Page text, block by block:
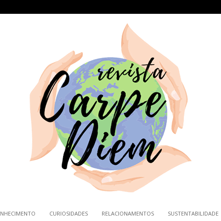
CURIOSIDADES RELACIONAMENTOS SUSTENTABILIDADE